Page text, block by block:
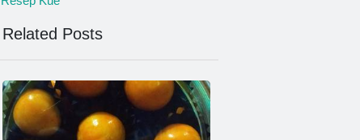
Related Posts